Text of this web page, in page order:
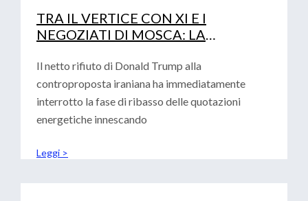
TRA IL VERTICE CON XI E I
NEGOZIATI DI MOSCA: LA
PROVA DEI FATTI
Il netto rifiuto di Donald Trump alla
controproposta iraniana ha immediatamente
interrotto la fase di ribasso delle quotazioni
energetiche innescando
Leggi >